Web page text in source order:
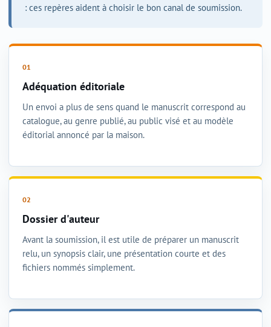
: ces repères aident à choisir le bon canal de soumission.
Adéquation éditoriale
Un envoi a plus de sens quand le manuscrit correspond au
catalogue, au genre publié, au public visé et au modèle
éditorial annoncé par la maison.
Dossier d'auteur
Avant la soumission, il est utile de préparer un manuscrit
relu, un synopsis clair, une présentation courte et des
fichiers nommés simplement.